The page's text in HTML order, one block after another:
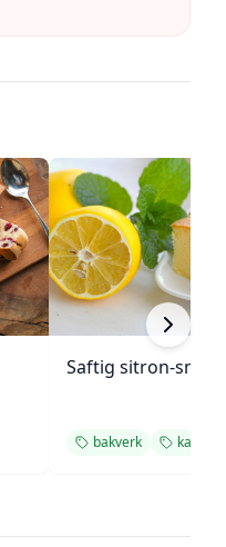
Saftig sitron-
bakverk kaker